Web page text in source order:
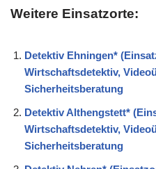
Weitere Einsatzorte:
Detektiv Ehningen*
Wirtschaftsdetektiv,
Sicherheitsberatung
Detektiv Althengstett*
Wirtschaftsdetektiv,
Sicherheitsberatung